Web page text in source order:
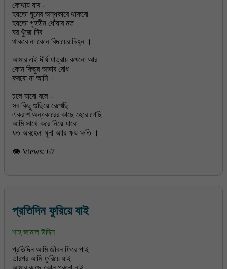
কোথায় যাব -
হয়তো ঘুমের অন্ধকারে থাকবো
হয়তো গৃহহীন ধোঁয়ার মত
ঘর খুঁজে নিব
থাকবে না কোন বিদায়ের চিহ্ন ।
আমার এই দীর্ঘ যাত্রায় কখনো আর
কোন কিছুর অভাব বোধ
করবো না আমি ।
চলে যাবো বলে -
সব কিছু গুছিয়ে রেখেছি
একরাশ অন্ধকারের কাছে হেরে গেছি
আমি সাথে করে নিয়ে যাবো
👁 Views: 67
প্রতিদিন ফুরিয়ে যাই
শাহ জামাল উদ্দিন
প্রতিদিন আমি জীবন ফিরে পাই
তারপর আমি ফুরিয়ে যাই